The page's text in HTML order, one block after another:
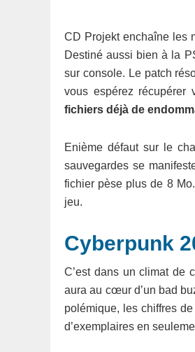
CD Projekt enchaîne les
Destiné aussi bien à la
sur console. Le patch
vous espérez récupérer
fichiers déjà de
Enième défaut sur le
sauvegardes se
fichier pèse plus de 8
jeu.
Cyberpunk
C’est dans un climat de
aura au cœur d’un bad
polémique, les chiffres
d’exemplaires en